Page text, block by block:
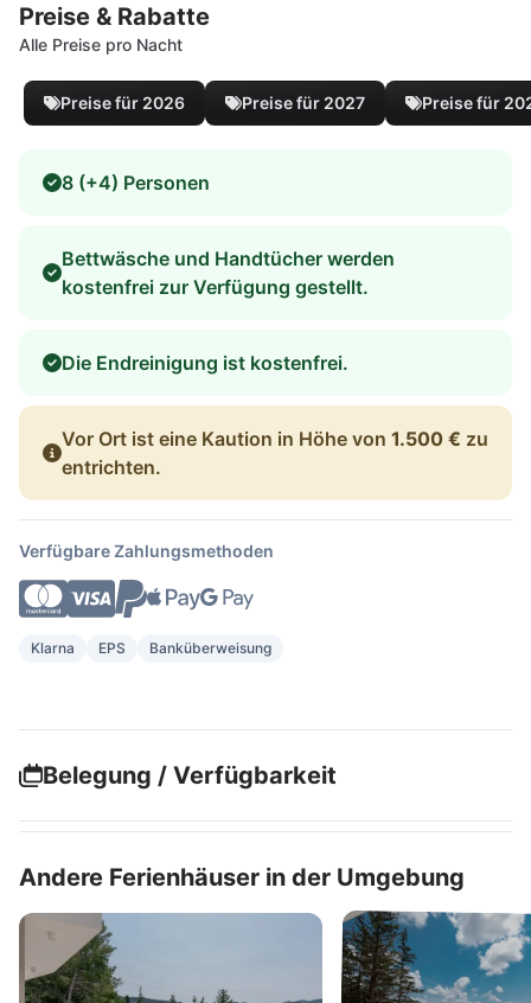
Preise & Rabatte
Alle Preise pro Nacht
Preise für 2026 Preise für 2027 Preise für
8 (+4) Personen
Bettwäsche und Handtücher werden
kostenfrei zur Verfügung gestellt.
Die Endreinigung ist kostenfrei.
Vor Ort ist eine Kaution in Höhe von 1.500 € zu
entrichten.
Verfügbare Zahlungsmethoden
Klarna EPS Banküberweisung
Belegung / Verfügbarkeit
Andere Ferienhäuser in der Umgebung